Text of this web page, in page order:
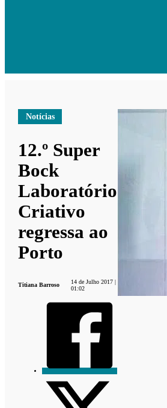
Notícias
12.º Super
Bock
Laboratório
Criativo
regressa ao
Porto
Titiana Barroso
14 de Julho 2017 |
01:02